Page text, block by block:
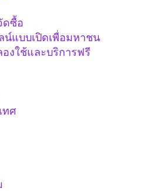
ดซื้อ
น์แบบเปิดเพื่อมหาชน
งใช้และบริการฟรี
ทศ